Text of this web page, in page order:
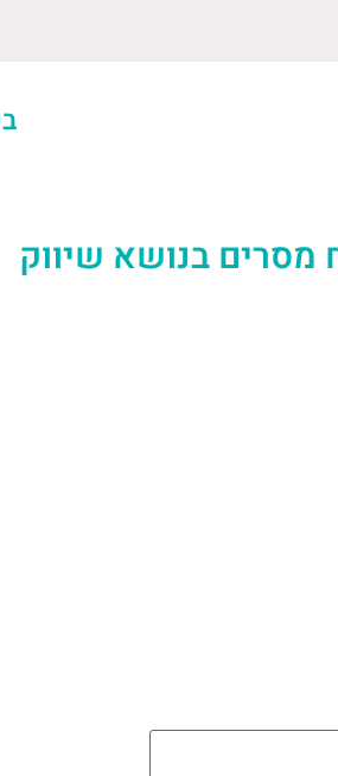
מסרים בנושא שיווק